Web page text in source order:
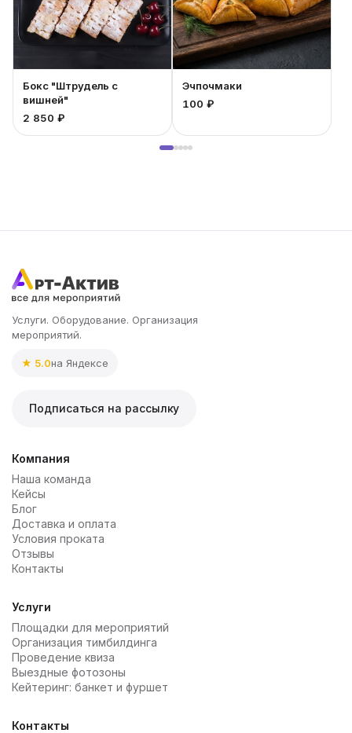
Бокс "Штрудель с
вишней"
2 850 ₽
Эчпочмаки
100 ₽
Услуги. Оборудование. Организация
мероприятий.
★ 5.0на Яндексе
Подписаться на рассылку
Компания
Наша команда
Кейсы
Блог
Доставка и оплата
Условия проката
Отзывы
Контакты
Услуги
Площадки для мероприятий
Организация тимбилдинга
Проведение квиза
Выездные фотозоны
Кейтеринг: банкет и фуршет
Контакты